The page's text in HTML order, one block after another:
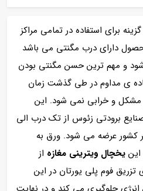
برای استفاده در تمامی مراکز
دارای درب مگنتی می باشد
و مهم ترین حسن مگنتی بودن
ی مداوم در طی گذشت زمان
و خرابی نمی شود. این
برودتی زئوس از تک درب الی
عرضه می شود. ورق به
یخچال ویترینی مغازه از
تزریق فوم پلی یورتان در این